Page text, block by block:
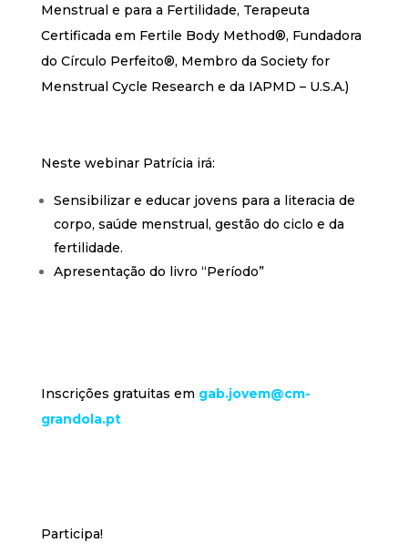
Menstrual e para a Fertilidade, Terapeuta
Certificada em Fertile Body Method®, Fundadora
do Círculo Perfeito®, Membro da Society for
Menstrual Cycle Research e da IAPMD – U.S.A.)
Neste webinar Patrícia irá:
Sensibilizar e educar jovens para a literacia de
corpo, saúde menstrual, gestão do ciclo e da
fertilidade.
Apresentação do livro “Período”
Inscrições gratuitas em gab.jovem@cm-
grandola.pt
Participa!